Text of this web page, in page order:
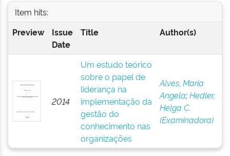
Item hits:
Preview
Issue
Date
Title Author(s)
2014
Um estudo teórico
sobre o papel de
liderança na
implementação da
gestão do
conhecimento nas
organizações
Alves, Maria
Angela;Hedler,
Helga C.
(Examinadora)